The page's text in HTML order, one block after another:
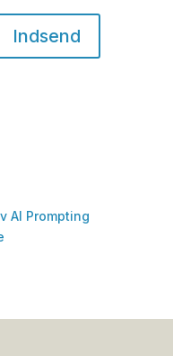
Indsend
AI Prompting